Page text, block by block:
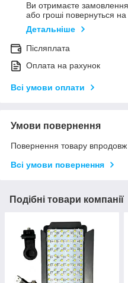
Ви отримаєте замовлення
або гроші повернуться
Детальніше
Післяплата
Оплата на рахунок
Всі умови оплати
Умови повернення
Повернення товару впродовж
Всі умови повернення
Подібні товари компанії